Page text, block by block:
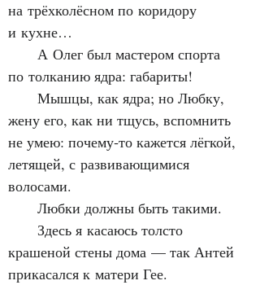
на трёхколёсном по коридору
и кухне…
А Олег был мастером спорта
по толканию ядра: габариты!
Мышцы, как ядра; но Любку,
жену его, как ни тщусь, вспомнить
не умею: почему‑то кажется лёгкой,
летящей, с развивающимися
волосами.
Любки должны быть такими.
Здесь я касаюсь толсто
крашеной стены дома — так Антей
прикасался к матери Гее.